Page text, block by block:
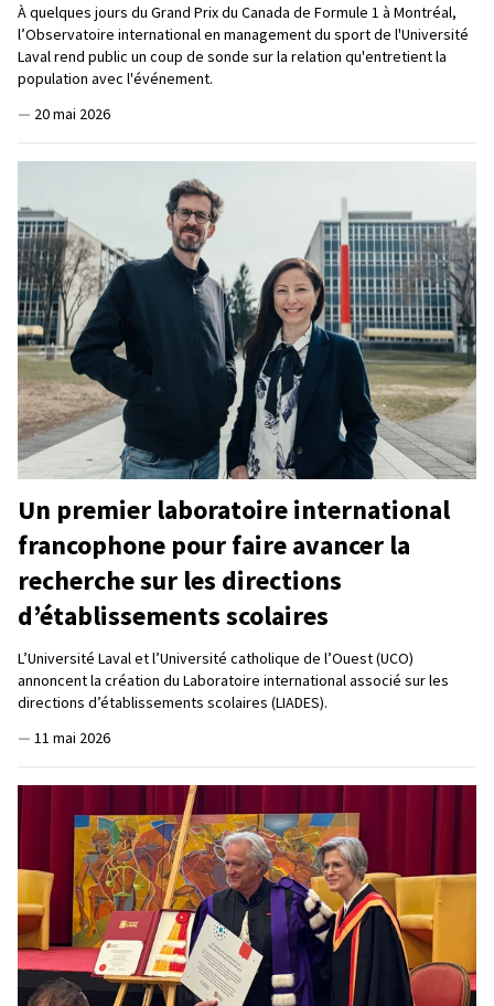
À quelques jours du Grand Prix du Canada de Formule 1 à Montréal,
l’Observatoire international en management du sport de l'Université
Laval rend public un coup de sonde sur la relation qu'entretient la
population avec l'événement.
— 20 mai 2026
Un premier laboratoire international
francophone pour faire avancer la
recherche sur les directions
d’établissements scolaires
L’Université Laval et l’Université catholique de l’Ouest (UCO)
annoncent la création du Laboratoire international associé sur les
directions d’établissements scolaires (LIADES).
— 11 mai 2026